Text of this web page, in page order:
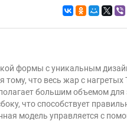
формы с уникальным
что весь жар с
большим объемом
что способствует
модель управляется с